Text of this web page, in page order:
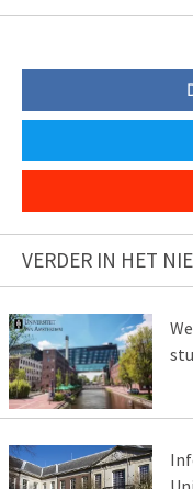
VERDER IN HET